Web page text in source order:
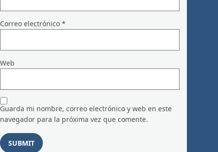
Correo electrónico *
Web
Guarda mi nombre, correo electrónico y web en este
navegador para la próxima vez que comente.